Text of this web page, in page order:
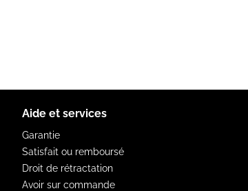
Aide et services
Garantie
Satisfait ou remboursé
Droit de rétractation
Avoir sur commande